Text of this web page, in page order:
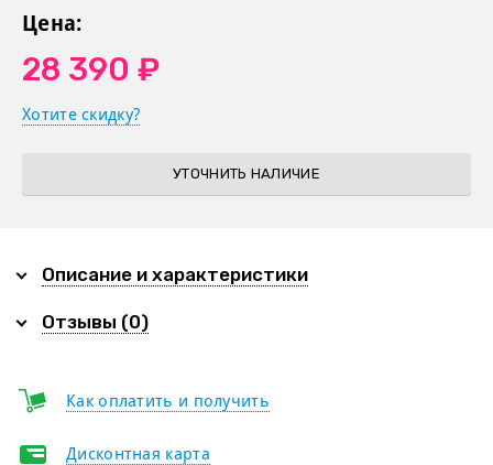
Цена:
28 390 ₽
Хотите скидку?
УТОЧНИТЬ НАЛИЧИЕ
Описание и характеристики
Отзывы (0)
Как оплатить и получить
Дисконтная карта